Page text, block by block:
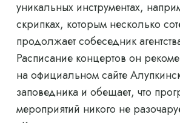
уникальных инструментах,
скрипках, которым несколько
продолжает собеседник
Расписание концертов он
на официальном сайте
заповедника и обещает, что
мероприятий никого не